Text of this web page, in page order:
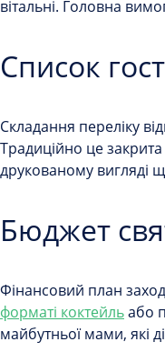
вітальні. Головна
Список
Складання переліку
Традиційно це
друкованому вигляді
Бюджет
Фінансовий план
форматі коктейльабо
майбутньої мами, які